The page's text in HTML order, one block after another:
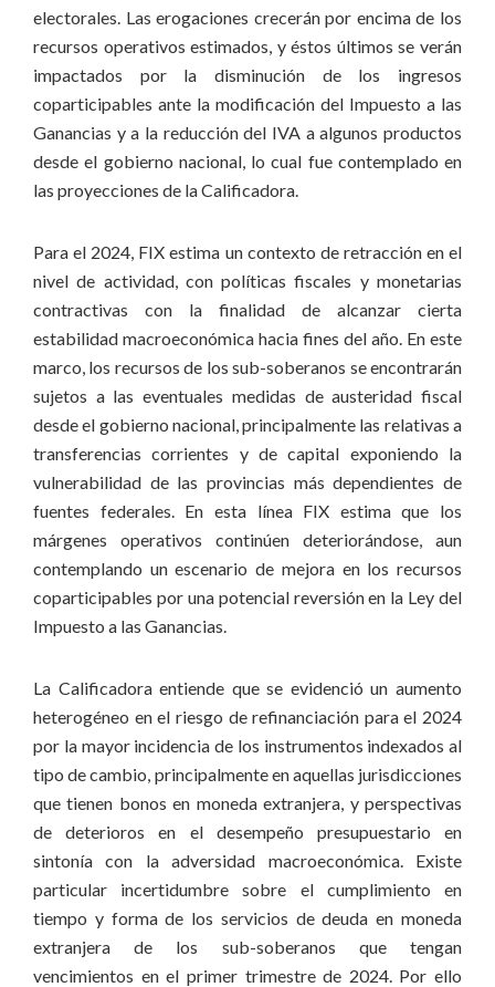
electorales. Las erogaciones crecerán por encima de los
recursos operativos estimados, y éstos últimos se verán
impactados por la disminución de los ingresos
coparticipables ante la modificación del Impuesto a las
Ganancias y a la reducción del IVA a algunos productos
desde el gobierno nacional, lo cual fue contemplado en
las proyecciones de la Calificadora.
Para el 2024, FIX estima un contexto de retracción en el
nivel de actividad, con políticas fiscales y monetarias
contractivas con la finalidad de alcanzar cierta
estabilidad macroeconómica hacia fines del año. En este
marco, los recursos de los sub-soberanos se encontrarán
sujetos a las eventuales medidas de austeridad fiscal
desde el gobierno nacional, principalmente las relativas a
transferencias corrientes y de capital exponiendo la
vulnerabilidad de las provincias más dependientes de
fuentes federales. En esta línea FIX estima que los
márgenes operativos continúen deteriorándose, aun
contemplando un escenario de mejora en los recursos
coparticipables por una potencial reversión en la Ley del
Impuesto a las Ganancias.
La Calificadora entiende que se evidenció un aumento
heterogéneo en el riesgo de refinanciación para el 2024
por la mayor incidencia de los instrumentos indexados al
tipo de cambio, principalmente en aquellas jurisdicciones
que tienen bonos en moneda extranjera, y perspectivas
de deterioros en el desempeño presupuestario en
sintonía con la adversidad macroeconómica. Existe
particular incertidumbre sobre el cumplimiento en
tiempo y forma de los servicios de deuda en moneda
extranjera de los sub-soberanos que tengan
vencimientos en el primer trimestre de 2024. Por ello